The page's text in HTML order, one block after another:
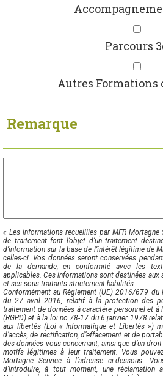
Parcours
Autres Formations
Remarque
« Les informations recueillies par MFR
de traitement font l’objet d’un traitement
d’information sur la base de l’intérêt légitime de
celles-ci. Vos données seront conservées
de la demande, en conformité avec les
applicables. Ces informations sont destinées aux
et ses sous-traitants strictement habilités.
Conformément au Règlement (UE) 2016/679 du
du 27 avril 2016, relatif à la protection des
traitement de données à caractère personnel et
(RGPD) et à la loi no 78-17 du 6 janvier 1978
aux libertés (Loi « Informatique et Libertés »)
d’accès, de rectification, d’effacement et de
des données vous concernant, ainsi que d’un
motifs légitimes à leur traitement. Vous
Mortagne Service à l’adresse ci-dessous.
d'introduire, à tout moment, une réclamation